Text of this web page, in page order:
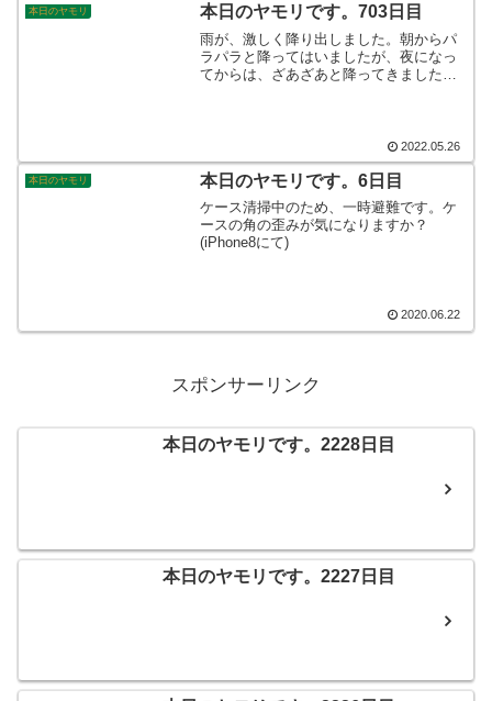
本日のヤモリ 本日のヤモリです。703日目
雨が、激しく降り出しました。朝からパ
ラパラと降ってはいましたが、夜になっ
てからは、ざあざあと降ってきました。
眠れそうです。そんなこんなで、本日の
ヤモリです。
2022.05.26
本日のヤモリ 本日のヤモリです。6日目
ケース清掃中のため、一時避難です。ケ
ースの角の歪みが気になりますか？
(iPhone8にて)
2020.06.22
スポンサーリンク
本日のヤモリです。2228日目
本日のヤモリです。2227日目